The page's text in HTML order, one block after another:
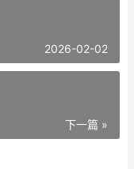
2026-02-02
下一篇 »